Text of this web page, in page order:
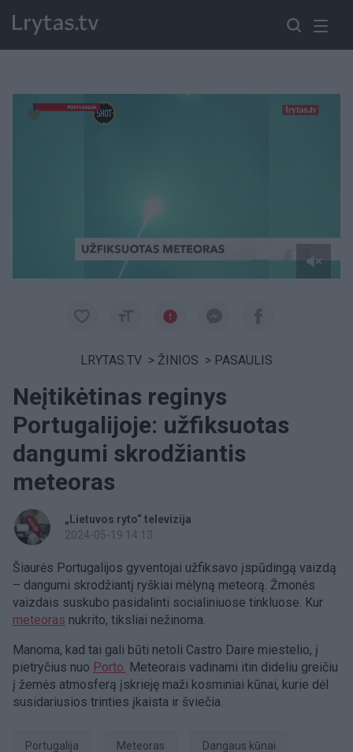
Paremkite Ukrainą
LRYTAS.TV > ŽINIOS > PASAULIS
Neįtikėtinas reginys
Portugalijoje: užfiksuotas
dangumi skrodžiantis
meteoras
„Lietuvos ryto“ televizija
2024-05-19 14:13
Šiaurės Portugalijos gyventojai užfiksavo įspūdingą vaizdą
– dangumi skrodžiantį ryškiai mėlyną meteorą. Žmonės
vaizdais suskubo pasidalinti socialiniuose tinkluose. Kur
meteoras nukrito, tiksliai nežinoma.
Manoma, kad tai gali būti netoli Castro Daire miestelio, į
pietryčius nuo Porto. Meteorais vadinami itin dideliu greičiu
į žemės atmosferą įskrieję maži kosminiai kūnai, kurie dėl
susidariusios trinties įkaista ir šviečia.
Portugalija meteoras dangaus kūnai